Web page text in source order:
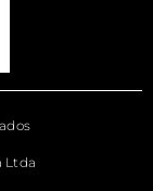
Ltda